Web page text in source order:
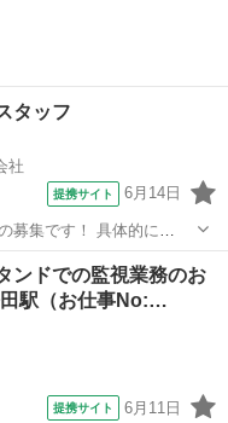
タッフ
社
提携サイト 6月14日
！ 具体的に
・手首へフリーキップの
ンドでの監視業務のお
駅（お仕事No:…
提携サイト 6月11日